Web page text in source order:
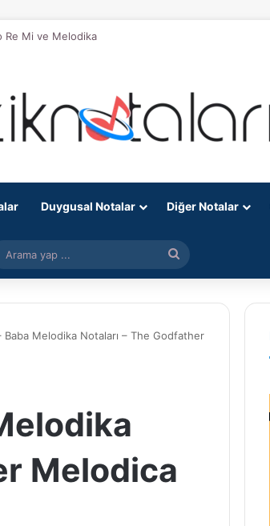
Duygusal Notalar Diğer Notalar
görünümü değiştir
Arama
yap
Melodika Notaları – The Godfather
Melodica